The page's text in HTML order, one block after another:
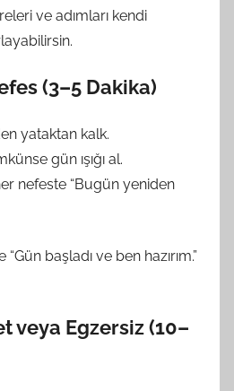
ve adımları kendi
(3–5 Dakika)
yataktan kalk.
gün ışığı al.
nefeste “Bugün yeniden
başladı ve ben hazırım.”
veya Egzersiz (10–